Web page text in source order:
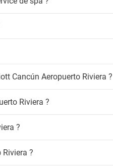
Cancún Aeropuerto Riviera ?
Riviera ?
?
?